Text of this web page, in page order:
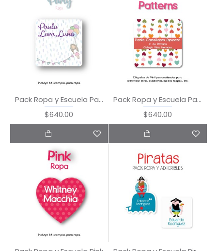
Pack Ropa y Escuela Party
$640.00
Pack Ropa y Escuela Patterns
$640.00